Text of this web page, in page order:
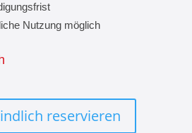
Nutzung möglich
reservieren